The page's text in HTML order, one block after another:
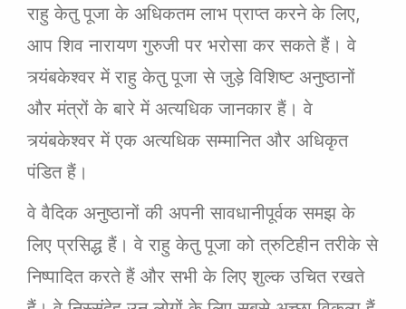
राहु केतु पूजा के अधिकतम लाभ प्राप्त करने के लिए,
आप शिव नारायण गुरुजी पर भरोसा कर सकते हैं। वे
त्र्यंबकेश्वर में राहु केतु पूजा से जुड़े विशिष्ट अनुष्ठानों
और मंत्रों के बारे में अत्यधिक जानकार हैं। वे
त्र्यंबकेश्वर में एक अत्यधिक सम्मानित और अधिकृत
पंडित हैं।
वे वैदिक अनुष्ठानों की अपनी सावधानीपूर्वक समझ के
लिए प्रसिद्ध हैं। वे राहु केतु पूजा को त्रुटिहीन तरीके से
निष्पादित करते हैं और सभी के लिए शुल्क उचित रखते